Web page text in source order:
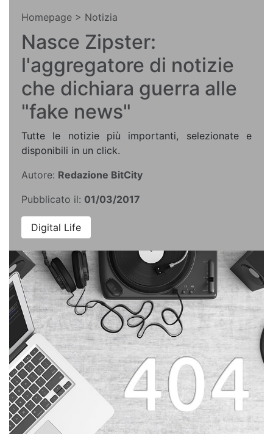
Homepage > Notizia
Nasce Zipster:
l'aggregatore di notizie
che dichiara guerra alle
"fake news"
Tutte le notizie più importanti, selezionate e
disponibili in un click.
Autore: Redazione BitCity
Pubblicato il: 01/03/2017
Digital Life